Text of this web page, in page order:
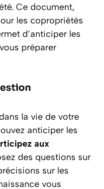
Ce document,
les copropriétés
d’anticiper les
préparer
la vie de votre
anticiper les
aux
des questions sur
sur les
vous